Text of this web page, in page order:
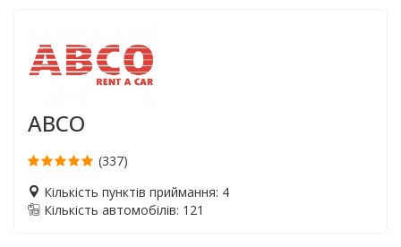
ABCO
(337)
Кількість пунктів приймання: 4
Кількість автомобілів: 121